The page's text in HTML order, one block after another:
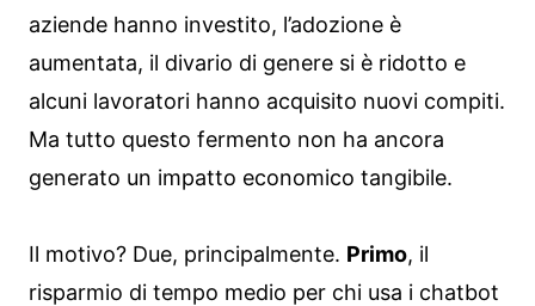
aziende hanno investito, l’adozione è
aumentata, il divario di genere si è ridotto e
alcuni lavoratori hanno acquisito nuovi compiti.
Ma tutto questo fermento non ha ancora
generato un impatto economico tangibile.
Il motivo? Due, principalmente. Primo, il
risparmio di tempo medio per chi usa i chatbot